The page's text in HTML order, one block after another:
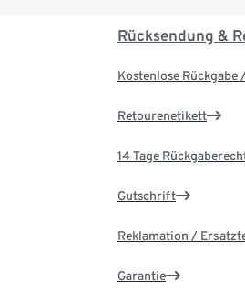
Rücksendung &
Kostenlose Rückgabe
Retourenetikett
14 Tage
Gutschrift
Reklamation /
Garantie